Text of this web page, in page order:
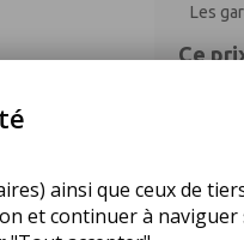
ainsi que ceux de
et continuer à naviguer
Les
Ce
les
les